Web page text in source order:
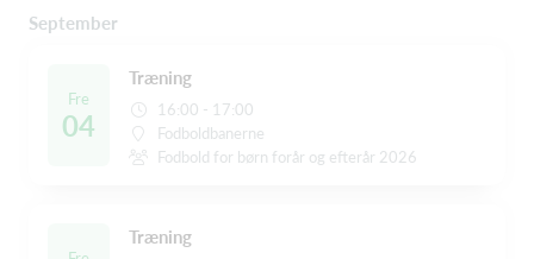
September
Fre
04
Træning
16:00 - 17:00
Fodboldbanerne
Fodbold for børn forår og efterår 2026
Træning